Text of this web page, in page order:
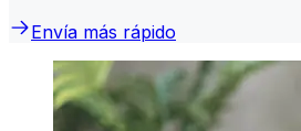
Envía más rápido